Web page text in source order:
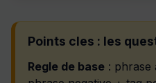
Points cles : les
Regle de base : phrase